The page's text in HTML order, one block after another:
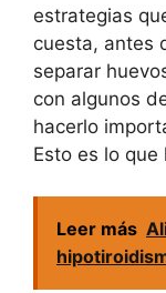
estrategias
cuesta, antes
separar
con algunos
hacerlo
Esto es lo
Leer más